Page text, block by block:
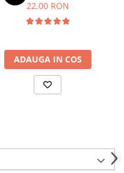
22,00 RON
ADAUGA IN COS